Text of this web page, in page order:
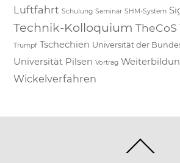
Luftfahrt Schulung Seminar SHM-System
Technik-Kolloquium TheCoS
Trumpf Tschechien Universität der
Universität Pilsen Vortrag
Wickelverfahren
To